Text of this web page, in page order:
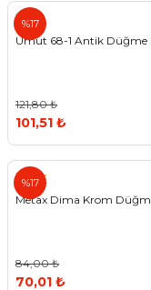
%17
Umut
Umut 68-1 Antik Düğme
121,80 ₺
101,51 ₺
%17
Metax
Metax Dima Krom
84,00 ₺
70,01 ₺